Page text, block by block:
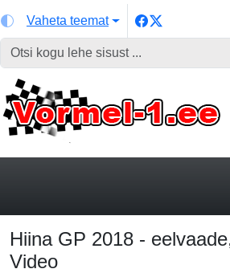
Vaheta teemat
Hiina GP 2018 -
Video